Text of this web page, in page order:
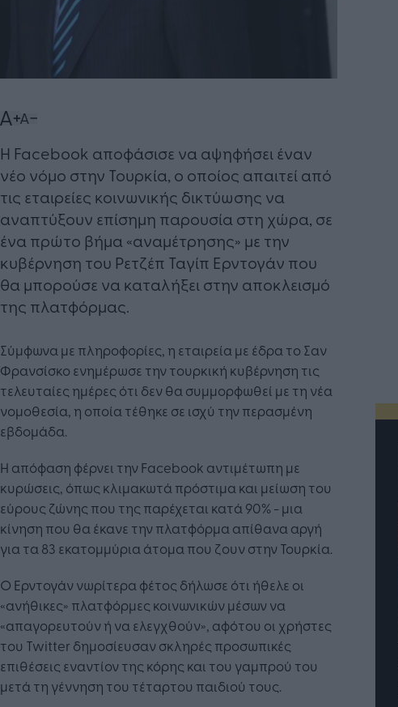
Η Facebook αποφάσισε να αψηφήσει έναν
νέο νόμο στην Τουρκία, ο οποίος απαιτεί από
τις εταιρείες κοινωνικής δικτύωσης να
αναπτύξουν επίσημη παρουσία στη χώρα, σε
ένα πρώτο βήμα «αναμέτρησης» με την
κυβέρνηση του Ρετζέπ Ταγίπ Ερντογάν που
θα μπορούσε να καταλήξει στην αποκλεισμό
της πλατφόρμας.
Σύμφωνα με πληροφορίες, η εταιρεία με έδρα το Σαν
Φρανσίσκο ενημέρωσε την τουρκική κυβέρνηση τις
τελευταίες ημέρες ότι δεν θα συμμορφωθεί με τη νέα
νομοθεσία, η οποία τέθηκε σε ισχύ την περασμένη
εβδομάδα.
Η απόφαση φέρνει την Facebook αντιμέτωπη με
κυρώσεις, όπως κλιμακωτά πρόστιμα και μείωση του
εύρους ζώνης που της παρέχεται κατά 90% - μια
κίνηση που θα έκανε την πλατφόρμα απίθανα αργή
για τα 83 εκατομμύρια άτομα που ζουν στην Τουρκία.
Ο Ερντογάν νωρίτερα φέτος δήλωσε ότι ήθελε οι
«ανήθικες» πλατφόρμες κοινωνικών μέσων να
«απαγορευτούν ή να ελεγχθούν», αφότου οι χρήστες
του Twitter δημοσίευσαν σκληρές προσωπικές
επιθέσεις εναντίον της κόρης και του γαμπρού του
μετά τη γέννηση του τέταρτου παιδιού τους.
Η Τεχνητή Νοημοσύνη: το νέο
λειτουργικό σύστημα της
επιχείρησης